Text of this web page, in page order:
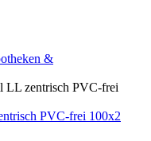
&
zentrisch PVC-frei